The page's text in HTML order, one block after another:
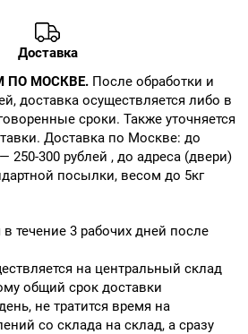
Доставка
ПО МОСКВЕ. После обработки и
доставка осуществляется либо в
сроки. Также уточняется
Доставка по Москве: до
300 рублей , до адреса (двери)
посылки, весом до 5кг
течение 3 рабочих дней после
на центральный склад
общий срок доставки
не тратится время на
со склада на склад, а сразу